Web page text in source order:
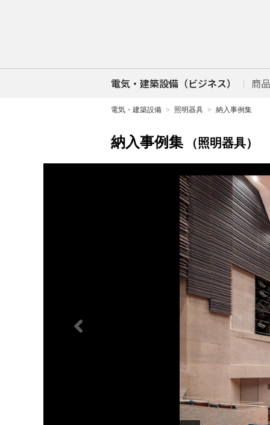
電気・建築設備（ビジネス） 商
電気・建築設備 照明器具 納入事例集
納入事例集 （照明器具）